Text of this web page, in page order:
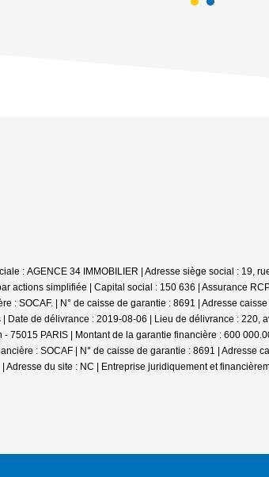
: AGENCE 34 IMMOBILIER | Adresse siège social : 19,
actions simplifiée | Capital social : 150 636 | Assurance RCP
: SOCAF. | N° de caisse de garantie : 8691 | Adresse
Date de délivrance : 2019-08-06 | Lieu de délivrance :
75015 PARIS | Montant de la garantie financière : 600
: SOCAF | N° de caisse de garantie : 8691 | Adresse
Adresse du site : NC |
Entreprise juridiquement et